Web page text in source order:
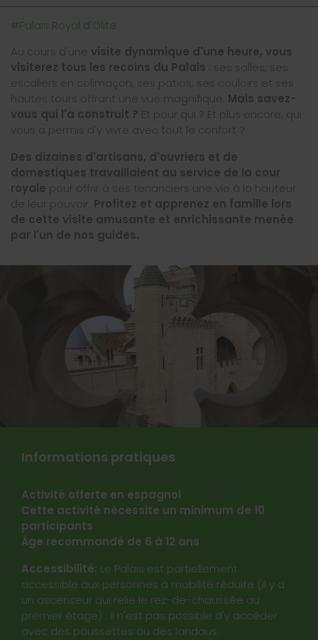
#Palais Royal d'Olite
Au cours d'une visite dynamique d'une heure, vous
visiterez tous les recoins du Palais : ses salles, ses
escaliers en colimaçon, ses patios, ses couloirs et ses
hautes tours offrant une vue magnifique. Mais savez-
vous qui l'a construit ? Et pour qui ? Et plus encore, qui
vous a permis d'y vivre avec tout le confort ?
Des dizaines d'artisans, d'ouvriers et de
domestiques travaillaient au service de la cour
royale pour offrir à ses tenanciers une vie à la hauteur
de leur pouvoir. Profitez et apprenez en famille lors
de cette visite amusante et enrichissante menée
par l'un de nos guides.
Informations pratiques
Activité offerte en espagnol
Cette activité nécessite un minimum de 10
participants
Âge recommandé de 6 à 12 ans
Accessibilité: Le Palais est partiellement
accessible aux personnes à mobilité réduite (il y a
un ascenseur qui relie le rez-de-chaussée au
premier étage) ; Il n'est pas possible d'y accéder
avec des poussettes ou des landaus.